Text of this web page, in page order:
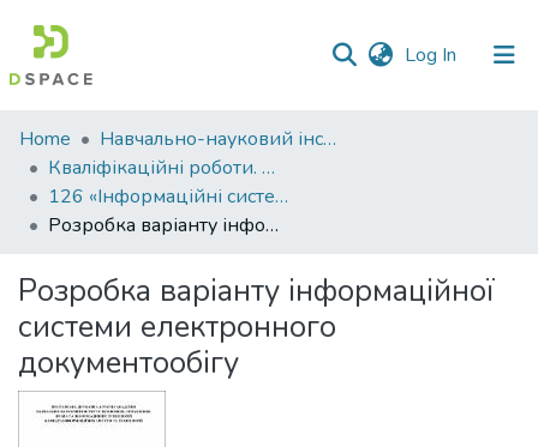
Log In (current)
Communities
&
Collections
All of DSpace
Statistics
Home
Навчально-науковий інститут економіки, управління, права та інформаційних технологій
Кваліфікаційні роботи. ННІ економіки, управління, права та ІТ
126 «Інформаційні системи та технології»
Розробка варіанту інформаційної системи електронного документообігу
Розробка варіанту інформаційної
системи електронного
документообігу